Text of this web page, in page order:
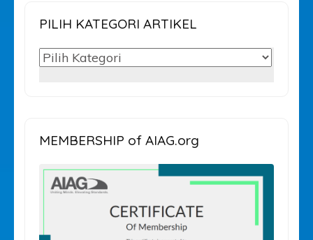
PILIH KATEGORI ARTIKEL
PILIH
MEMBERSHIP of AIAG.org